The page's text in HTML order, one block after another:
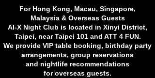
For Hong Kong, Macau, Singapore,
Malaysia & Overseas Guests
AI-X Night Club is located in Xinyi District,
Taipei, near Taipei 101 and ATT 4 FUN.
We provide VIP table booking, birthday party
arrangements, group reservations
and nightlife recommendations
for overseas guests.